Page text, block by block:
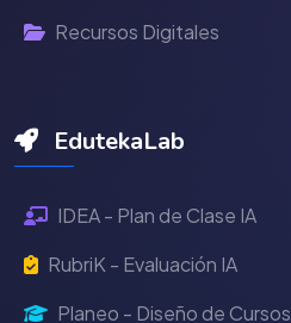
Recursos Digitales
EdutekaLab
IDEA - Plan de Clase IA
RubriK - Evaluación IA
Planeo - Diseño de Cursos